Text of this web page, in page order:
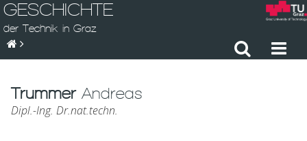
GESCHICHTE
der Technik in Graz
TrummerAndreas
Dipl.-Ing. Dr.nat.techn.